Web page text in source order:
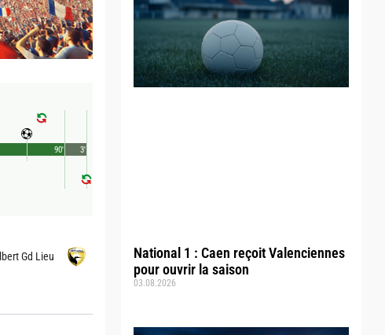
National 1 : Caen reçoit Valenciennes
pour ouvrir la saison
03.08.2026
90' 3'
Gd Lieu